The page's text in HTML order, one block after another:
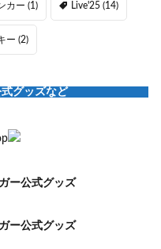
カー (1) Live'25 (14)
ー (2)
グッズなど
ー公式グッズ
ー公式グッズ